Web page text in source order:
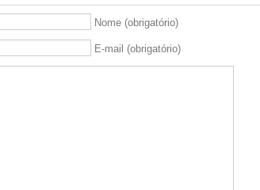
Nome (obrigatório)
E-mail (obrigatório)